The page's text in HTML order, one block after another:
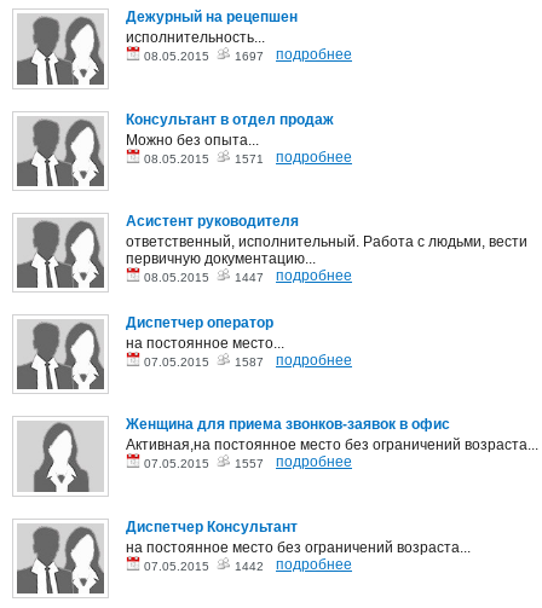
Дежурный на рецепшен
исполнительность...
08.05.2015 1697 подробнее
Консультант в отдел продаж
Можно без опыта...
08.05.2015 1571 подробнее
Асистент руководителя
ответственный, исполнительный. Работа с людьми, вести
первичную документацию...
08.05.2015 1447 подробнее
Диспетчер оператор
на постоянное место...
07.05.2015 1587 подробнее
Женщина для приема звонков-заявок в офис
Активная,на постоянное место без ограничений возраста...
07.05.2015 1557 подробнее
Диспетчер Консультант
на постоянное место без ограничений возраста...
07.05.2015 1442 подробнее